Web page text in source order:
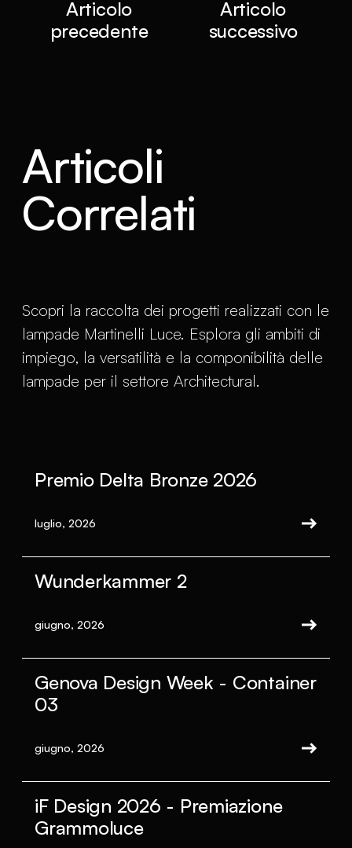
Articolo
precedente
Articolo
successivo
Articoli
Correlati
Scopri la raccolta dei progetti realizzati con le
lampade Martinelli Luce. Esplora gli ambiti di
impiego, la versatilità e la componibilità delle
lampade per il settore Architectural.
Premio Delta Bronze 2026
luglio, 2026
Wunderkammer 2
giugno, 2026
Genova Design Week - Container
03
giugno, 2026
iF Design 2026 - Premiazione
Grammoluce